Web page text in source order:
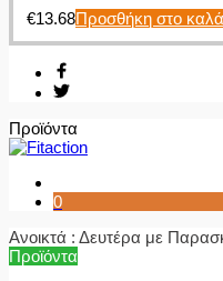
€13.68Προσθήκη στο
Προϊόντα
0
Ανοικτά : Δευτέρα με
Προϊόντα